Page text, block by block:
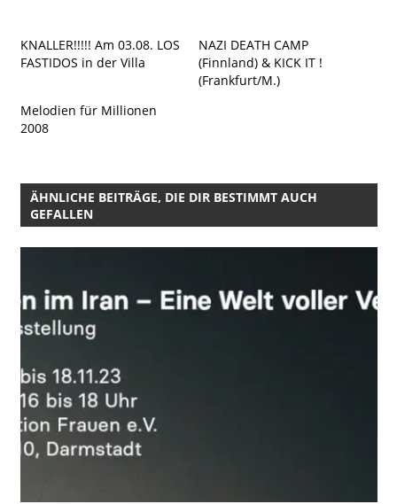
KNALLER!!!!! Am 03.08. LOS
FASTIDOS in der Villa
NAZI DEATH CAMP
(Finnland) & KICK IT !
(Frankfurt/M.)
Melodien für Millionen
2008
ÄHNLICHE BEITRÄGE, DIE DIR BESTIMMT AUCH
GEFALLEN